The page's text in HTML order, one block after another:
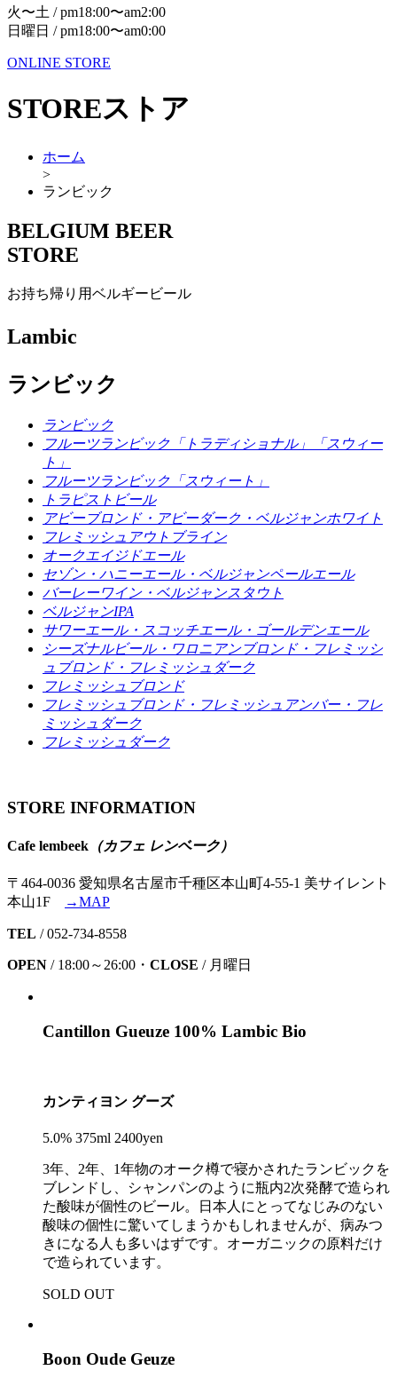
火〜土 / pm18:00〜am2:00
日曜日 / pm18:00〜am0:00
ONLINE STORE
STOREストア
ホーム
>
ランビック
BELGIUM BEER
STORE
お持ち帰り用ベルギービール
Lambic
ランビック
ランビック
フルーツランビック「トラディショナル」「スウィー
ト」
フルーツランビック「スウィート」
トラピストビール
アビーブロンド・アビーダーク・ベルジャンホワイト
フレミッシュアウトブライン
オークエイジドエール
セゾン・ハニーエール・ベルジャンペールエール
バーレーワイン・ベルジャンスタウト
ベルジャンIPA
サワーエール・スコッチエール・ゴールデンエール
シーズナルビール・ワロニアンブロンド・フレミッシ
ュブロンド・フレミッシュダーク
フレミッシュブロンド
フレミッシュブロンド・フレミッシュアンバー・フレ
ミッシュダーク
フレミッシュダーク
STORE INFORMATION
Cafe lembeek （カフェ レンベーク）
〒464-0036 愛知県名古屋市千種区本山町4-55-1 美サイレント
本山1F
→MAP
TEL / 052-734-8558
OPEN / 18:00～26:00・ CLOSE / 月曜日
Cantillon Gueuze 100% Lambic Bio
カンティヨン グーズ
5.0% 375ml 2400yen
3年、2年、1年物のオーク樽で寝かされたランビックを
ブレンドし、シャンパンのように瓶内2次発酵で造られ
た酸味が個性のビール。日本人にとってなじみのない
酸味の個性に驚いてしまうかもしれませんが、病みつ
きになる人も多いはずです。オーガニックの原料だけ
で造られています。
SOLD OUT
Boon Oude Geuze